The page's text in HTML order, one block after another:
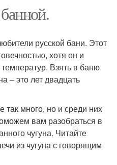
русской бани. Этот
хотя он и
Взять в баню
– это лет двадцать
так много, но и среди них
вам разобраться в
чугуна. Читайте
из чугуна с говорящим